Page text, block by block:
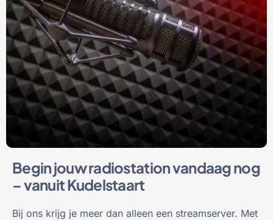
Begin jouw radiostation vandaag nog
– vanuit Kudelstaart
Bij ons krijg je meer dan alleen een streamserver. Met